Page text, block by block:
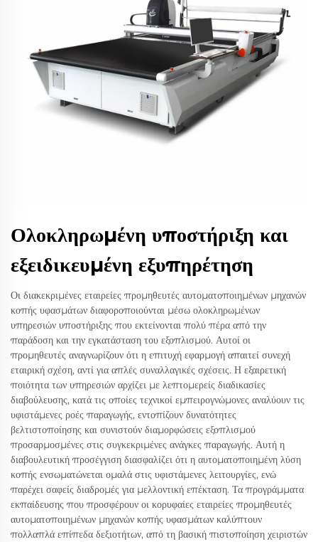
Ολοκληρωμένη υποστήριξη και
εξειδικευμένη εξυπηρέτηση
Οι διακεκριμένες εταιρείες προμηθευτές αυτοματοποιημένων μηχανών
κοπής υφασμάτων διαφοροποιούνται μέσω ολοκληρωμένων
υπηρεσιών υποστήριξης που εκτείνονται πολύ πέρα από την
παράδοση και την εγκατάσταση του εξοπλισμού. Αυτοί οι
προμηθευτές αναγνωρίζουν ότι η επιτυχή εφαρμογή απαιτεί συνεχή
εταιρική σχέση, αντί για απλές συναλλαγικές σχέσεις. Η εξαιρετική
ποιότητα των υπηρεσιών αρχίζει με λεπτομερείς διαδικασίες
διαβούλευσης, κατά τις οποίες τεχνικοί εμπειρογνώμονες αναλύουν τις
υφιστάμενες ροές παραγωγής, εντοπίζουν δυνατότητες
βελτιστοποίησης και συνιστούν διαμορφώσεις εξοπλισμού
προσαρμοσμένες στις συγκεκριμένες ανάγκες παραγωγής. Αυτή η
διαβουλευτική προσέγγιση διασφαλίζει ότι η αυτοματοποιημένη λύση
κοπής ενσωματώνεται ομαλά στις υφιστάμενες λειτουργίες, ενώ
παρέχει σαφείς διαδρομές για μελλοντική επέκταση. Τα προγράμματα
εκπαίδευσης που προσφέρουν οι κορυφαίες εταιρείες προμηθευτές
αυτοματοποιημένων μηχανών κοπής υφασμάτων καλύπτουν
πολλαπλά επίπεδα δεξιοτήτων, από τη βασική πιστοποίηση χειριστών